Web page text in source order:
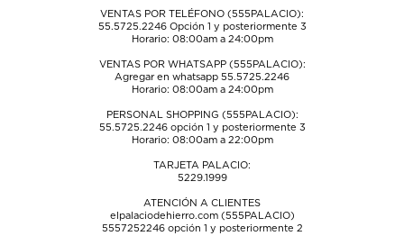
VENTAS POR TELÉFONO (555PALACIO):
55.5725.2246Opción 1 y posteriormente 3
Horario: 08:00am a 24:00pm
VENTAS POR WHATSAPP (555PALACIO):
Agregar en whatsapp 55.5725.2246
Horario: 08:00am a 24:00pm
PERSONAL SHOPPING (555PALACIO):
55.5725.2246opción 1 y posteriormente 3
Horario: 08:00am a 22:00pm
TARJETA PALACIO:
5229.1999
ATENCIÓN A CLIENTES
elpalaciodehierro.com (555PALACIO)
5557252246opción 1 y posteriormente 2